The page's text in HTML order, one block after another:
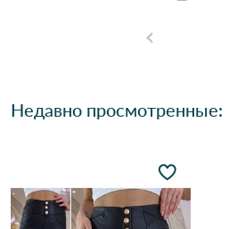
Недавно просмотренные: